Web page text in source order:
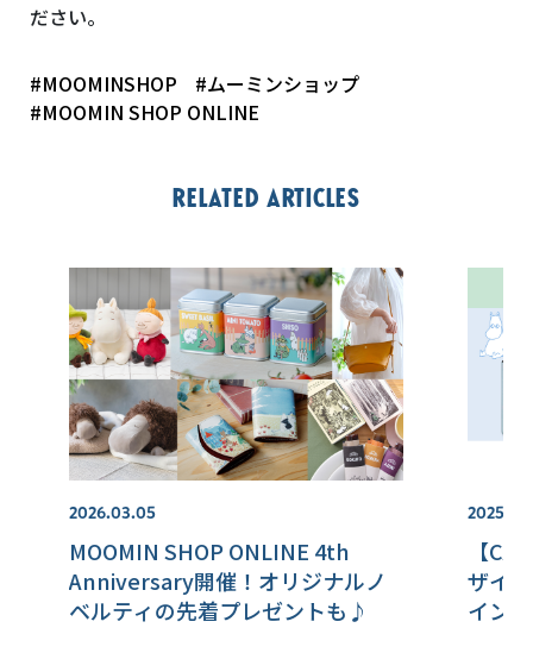
ださい。
#MOOMINSHOP
#ムーミンショップ
#MOOMIN SHOP ONLINE
Related articles
2026.03.05
MOOMIN SHOP ONLINE 4th
Anniversary開催！オリジナルノ
ベルティの先着プレゼントも♪
【
ザイ
イン